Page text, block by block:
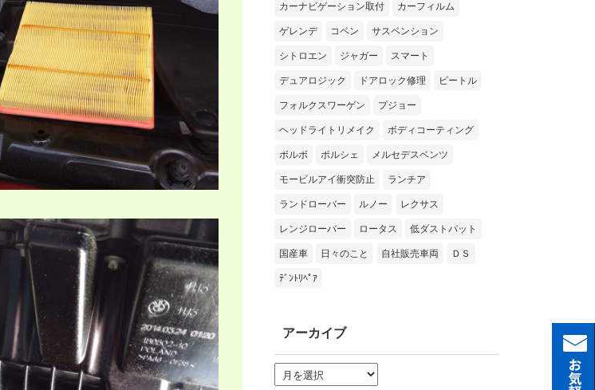
カーナビゲーション取付 カーフィルム
ゲレンデ コペン サスペンション
シトロエン ジャガー スマート
デュアロジック ドアロック修理 ビートル
フォルクスワーゲン プジョー
ヘッドライトリメイク ボディコーティング
ボルボ ポルシェ メルセデスベンツ
モービルアイ衝突防止 ランチア
ランドローバー ルノー レクサス
レンジローバー ロータス 低ダストパット
国産車 日々のこと 自社販売車両 ＤＳ
ﾃﾞﾝﾄﾘﾍﾟｱ
アーカイブ
ア
ー